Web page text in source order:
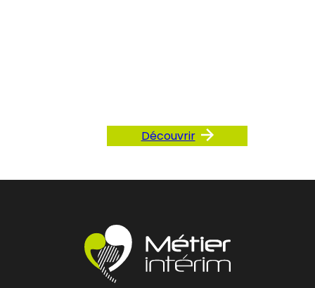
Découvrir